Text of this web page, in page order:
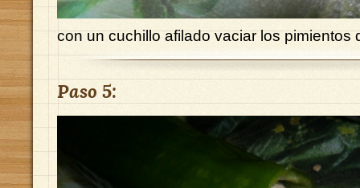
con un cuchillo afilado vaciar los pimientos
Paso 5: